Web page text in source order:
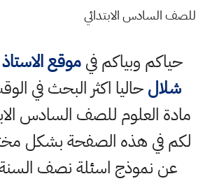
للصف السادس الابتدائي
حياكم وبياكم فيموقع
شلالحاليا اكثر البحث في
مادة العلوم للصف السادس
لكم في هذه الصفحة بشكل
عن نموذج اسئلة نصف السنة